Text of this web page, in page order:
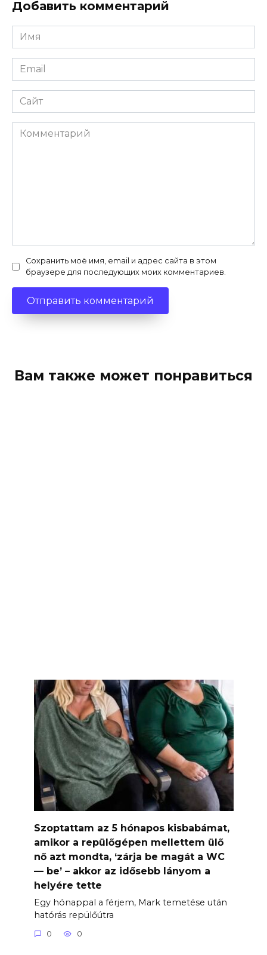
Добавить комментарий
Имя
*
Email
*
Сайт
Комментарий
Сохранить моё имя, email и адрес сайта в этом
браузере для последующих моих комментариев.
Вам также может понравиться
Szoptattam az 5 hónapos kisbabámat,
amikor a repülőgépen mellettem ülő
nő azt mondta, ‘zárja be magát a WC
— be’ – akkor az idősebb lányom a
helyére tette
Egy hónappal a férjem, Mark temetése után
hatórás repülőútra
0 0